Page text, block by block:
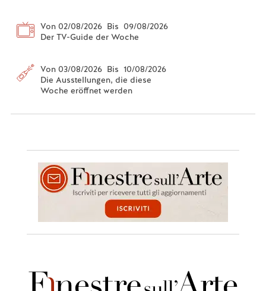
Von 02/08/2026 Bis 09/08/2026
Der TV-Guide der Woche
Von 03/08/2026 Bis 10/08/2026
Die Ausstellungen, die diese
Woche eröffnet werden